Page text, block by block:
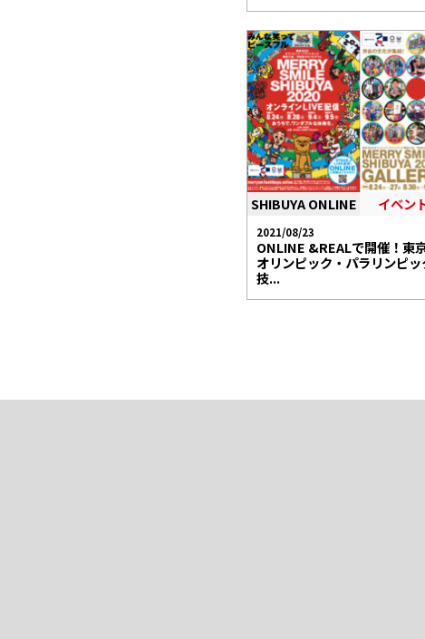
SHIBUYA ONLINE イベン
2021/08/23
ONLINE &REALで開催！東
オリンピック・パラリンピ
技...